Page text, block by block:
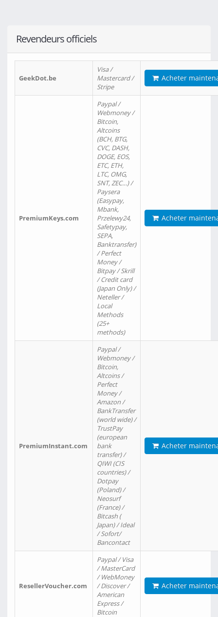
Revendeurs officiels
GeekDot.be
Visa /
Mastercard /
Stripe
Acheter
PremiumKeys.com
Paypal /
Webmoney /
Bitcoin,
Altcoins
(BCH, BTG,
CVC, DASH,
DOGE, EOS,
ETC, ETH,
LTC, OMG,
SNT, ZEC…) /
Paysera
(Easypay,
Mbank,
Przelewy24,
Safetypay,
SEPA,
Banktransfer)
/ Perfect
Money /
Bitpay / Skrill
/ Credit card
(Japan Only) /
Neteller /
Local
Methods
(25+
methods)
Acheter
PremiumInstant.com
Paypal /
Webmoney /
Bitcoin,
Altcoins /
Perfect
Money /
Amazon /
BankTransfer
(world wide) /
TrustPay
(european
bank
transfer) /
QIWI (CIS
countries) /
Dotpay
(Poland) /
Neosurf
(France) /
Bitcash (
Japan) / Ideal
/ Sofort/
Bancontact
Acheter
ResellerVoucher.com
Paypal / Visa
/ MasterCard
/ WebMoney
/ Discover /
American
Express /
Bitcoin
Acheter